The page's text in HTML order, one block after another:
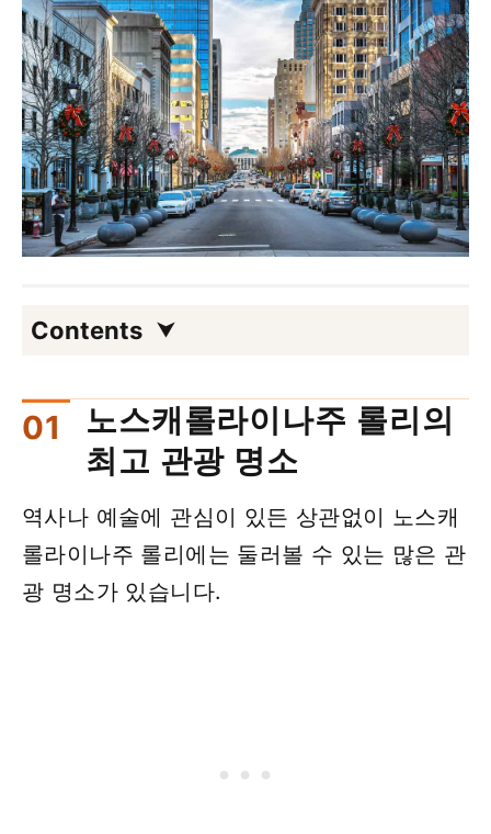
Contents
노스캐롤라이나주 롤리의
최고 관광 명소
역사나 예술에 관심이 있든 상관없이 노스캐
롤라이나주 롤리에는 둘러볼 수 있는 많은 관
광 명소가 있습니다.